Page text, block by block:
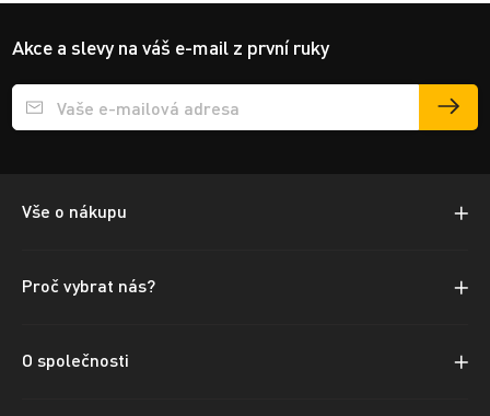
Akce a slevy na váš e-mail z první ruky
Přihlášení e-mailu k odběru
Vše o nákupu
Proč vybrat nás?
O společnosti